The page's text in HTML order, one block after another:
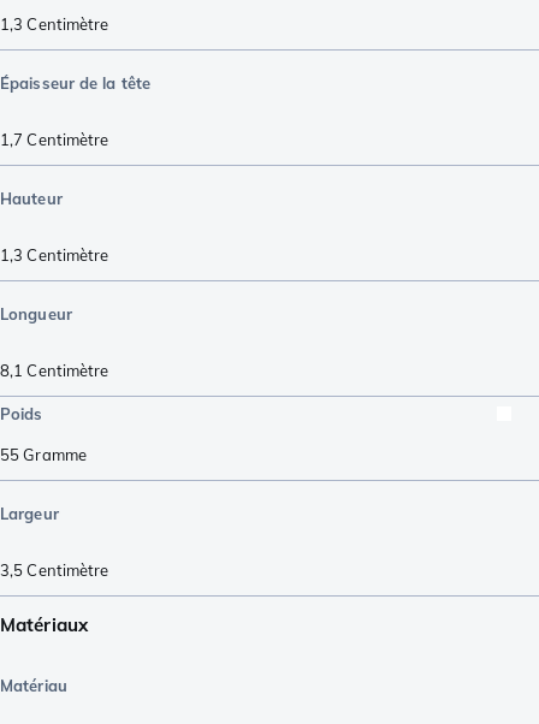
1,3 Centimètre
Épaisseur de la tête
1,7 Centimètre
Hauteur
1,3 Centimètre
Longueur
8,1 Centimètre
Poids
55Gramme
Largeur
3,5Centimètre
Matériaux
Matériau